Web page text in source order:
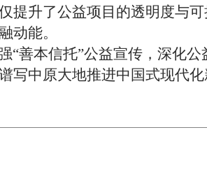
提升了公益项目的透明度与
动能。
“善本信托”公益宣传，深化
中原大地推进中国式现代化